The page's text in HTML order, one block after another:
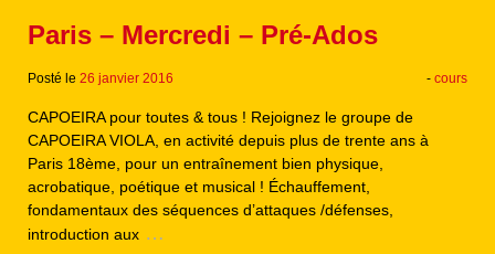
Paris – Mercredi – Pré-Ados
Posté le 26 janvier 2016 - cours
CAPOEIRA pour toutes & tous ! Rejoignez le groupe de
CAPOEIRA VIOLA, en activité depuis plus de trente ans à
Paris 18ème, pour un entraînement bien physique,
acrobatique, poétique et musical ! Échauffement,
fondamentaux des séquences d’attaques /défenses,
introduction aux …